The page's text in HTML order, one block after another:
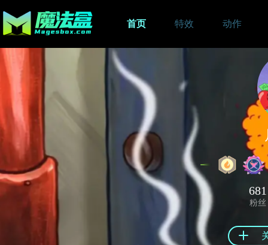
首页 特效 动作
681
粉丝